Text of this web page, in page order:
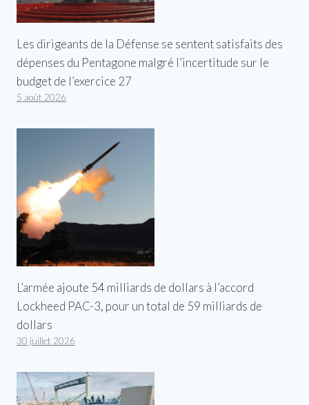
Les dirigeants de la Défense se sentent satisfaits des
dépenses du Pentagone malgré l’incertitude sur le
budget de l’exercice 27
5 août 2026
L’armée ajoute 54 milliards de dollars à l’accord
Lockheed PAC-3, pour un total de 59 milliards de
dollars
30 juillet 2026